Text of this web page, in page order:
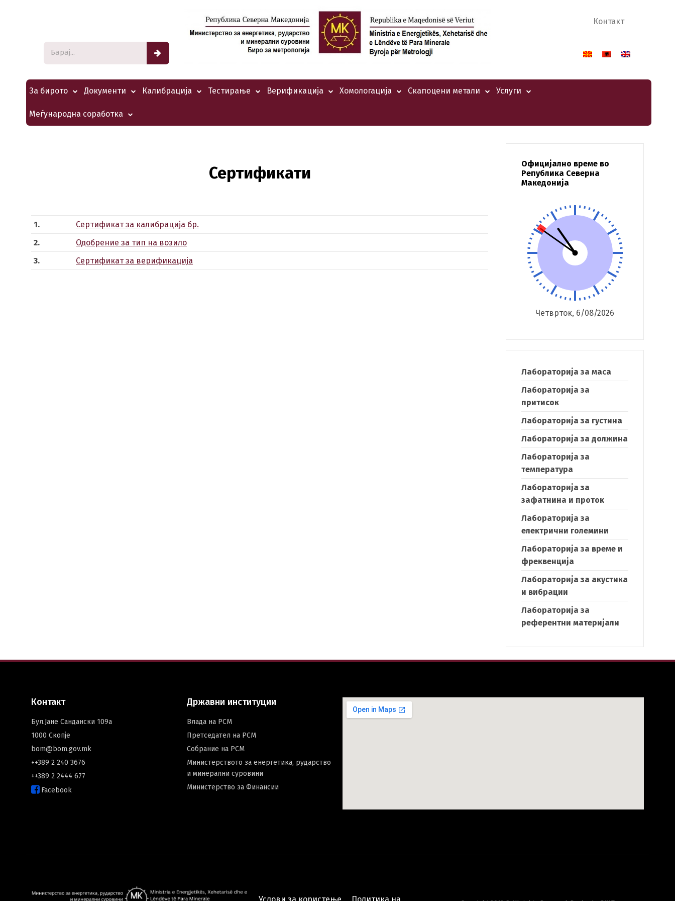
Контакт
За бирото Документи Калибрација Тестирање Верификација Хомологација Скапоцени метали Услуги
Меѓународна соработка
Сертификати
1.
Сертификат за калибрација бр.
2.
Одобрение за тип на возило
3.
Сертификат за верификација
Официјално време во
Република Северна
Македонија
Четврток, 6/08/2026
Лабораторија за маса
Лабораторија за
притисок
Лабораторија за густина
Лабораторија за должина
Лабораторија за
температура
Лабораторија за
зафатнина и проток
Лабораторија за
електрични големини
Лабораторија за време и
фреквенција
Лабораторија за акустика
и вибрации
Лабораторија за
референтни материјали
Контакт
Бул.Јане Сандански 109а
1000 Скопје
bom@bom.gov.mk
++389 2 240 3676
++389 2 2444 677
Facebook
Државни институции
Влада на РСМ
Претседател на РСМ
Собрание на РСМ
Министерството за енергетика, рударство
и минерални суровини
Министерство за Финансии